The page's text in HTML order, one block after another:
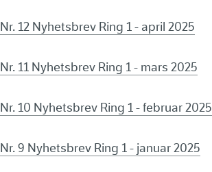
Nr. 12 Nyhetsbrev Ring 1 - april 2025
Nr. 11 Nyhetsbrev Ring 1 - mars 2025
Nr. 10 Nyhetsbrev Ring 1 - februar 2025
Nr. 9 Nyhetsbrev Ring 1 - januar 2025